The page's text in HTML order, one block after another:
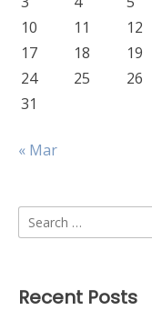
10
11 12
17
18 19
24
25 26
31
« Mar
Search
for:
Recent Posts